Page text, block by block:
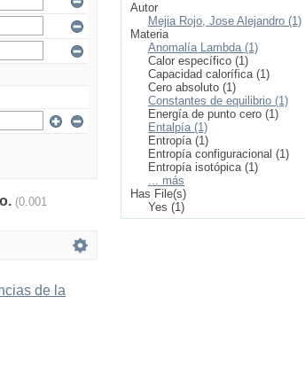
(0.001
de la
Autor
Mejia Rojo, Jose Alejandro (1)
Materia
Anomalía Lambda (1)
Calor específico (1)
Capacidad calorífica (1)
Cero absoluto (1)
Constantes de equilibrio (1)
Energía de punto cero (1)
Entalpía (1)
Entropía (1)
Entropía configuracional (1)
Entropía isotópica (1)
... más
Has File(s)
Yes (1)